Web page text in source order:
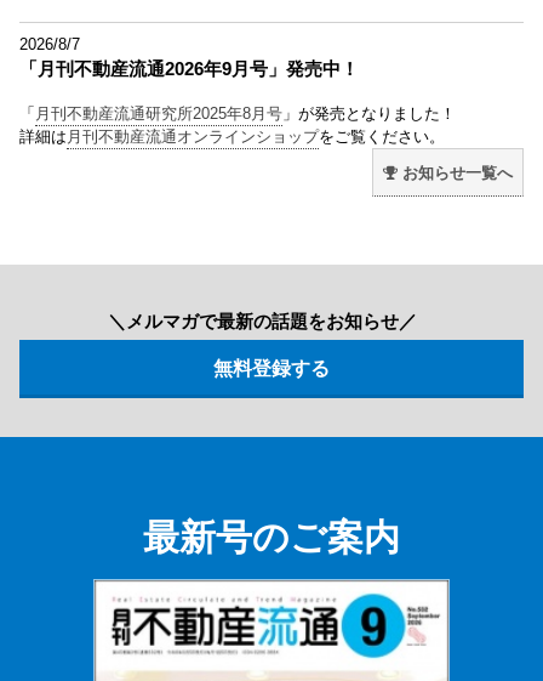
2026/8/7
「月刊不動産流通2026年9月号」発売中！
「 月刊不動産流通研究所2025年8月号 」が発売となりました！
詳細は 月刊不動産流通オンラインショップをご覧ください。
お知らせ一覧へ
＼メルマガで最新の話題をお知らせ／
最新号のご案内